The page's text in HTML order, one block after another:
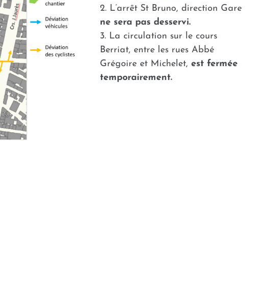
L’arrêt St Bruno, direction Gare
ne sera pas desservi.
La circulation sur le cours
Berriat, entre les rues Abbé
Grégoire et Michelet, est fermée
temporairement.